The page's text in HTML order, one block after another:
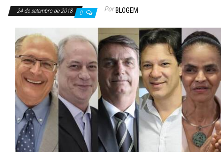
24 de setembro de 2018 0 Por BLOGEM